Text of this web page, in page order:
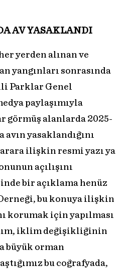
AV YASAKLANDI
yerden alınan ve
yangınları sonrasında
Parklar Genel
paylaşımıyla
görmüş alanlarda 2025-
avın yasaklandığını
ilişkin resmi yazı ya
açılışını
bir açıklama henüz
bu konuya ilişkin
korumak için yapılması
iklim değişikliğinin
büyük orman
bu coğrafyada,